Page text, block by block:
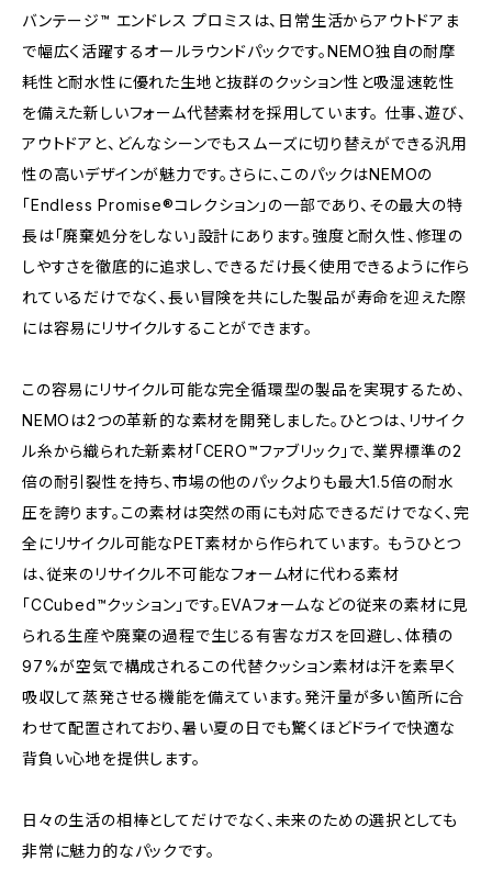
バンテージ™ エンドレス プロミスは、日常生活からアウトドアま
で幅広く活躍するオールラウンドパックです。NEMO独自の耐摩
耗性と耐水性に優れた生地と抜群のクッション性と吸湿速乾性
を備えた新しいフォーム代替素材を採用しています。 仕事、遊び、
アウトドアと、どんなシーンでもスムーズに切り替えができる汎用
性の高いデザインが魅力です。さらに、このパックはNEMOの
「Endless Promise®コレクション」の一部であり、その最大の特
長は「廃棄処分をしない」設計にあります。強度と耐久性、修理の
しやすさを徹底的に追求し、できるだけ長く使用できるように作ら
れているだけでなく、長い冒険を共にした製品が寿命を迎えた際
には容易にリサイクルすることができます。
この容易にリサイクル可能な完全循環型の製品を実現するため、
NEMOは2つの革新的な素材を開発しました。ひとつは、リサイク
ル糸から織られた新素材「CERO™ファブリック」で、業界標準の2
倍の耐引裂性を持ち、市場の他のパックよりも最大1.5倍の耐水
圧を誇ります。この素材は突然の雨にも対応できるだけでなく、完
全にリサイクル可能なPET素材から作られています。 もうひとつ
は、従来のリサイクル不可能なフォーム材に代わる素材
「CCubed™クッション」です。EVAフォームなどの従来の素材に見
られる生産や廃棄の過程で生じる有害なガスを回避し、体積の
97%が空気で構成されるこの代替クッション素材は汗を素早く
吸収して蒸発させる機能を備えています。発汗量が多い箇所に合
わせて配置されており、暑い夏の日でも驚くほどドライで快適な
背負い心地を提供します。
日々の生活の相棒としてだけでなく、未来のための選択としても
非常に魅力的なパックです。